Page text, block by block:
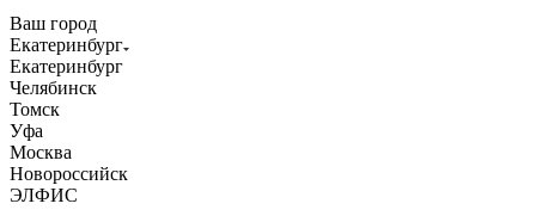
Ваш город
Екатеринбург
Екатеринбург
Челябинск
Томск
Уфа
Москва
Новороссийск
ЭЛФИС